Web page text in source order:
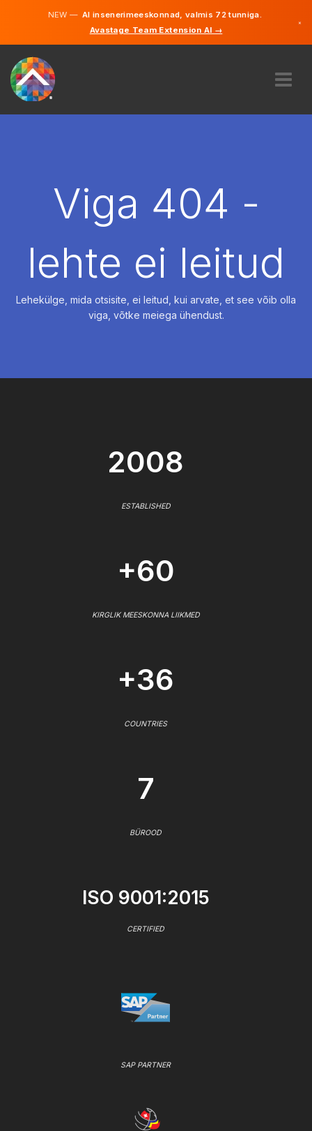
NEW —AI insenerimeeskonnad, valmis 72 tunniga.
Avastage Team Extension AI →
×
PALKAMAViga 404 -
lehte ei leitud
Lehekülge, mida otsisite, ei leitud, kui arvate, et see võib olla
viga, võtke meiega ühendust.
2008
ESTABLISHED
+60
KIRGLIK MEESKONNA LIIKMED
+36
COUNTRIES
7
BÜROOD
ISO 9001:2015
CERTIFIED
SAP PARTNER